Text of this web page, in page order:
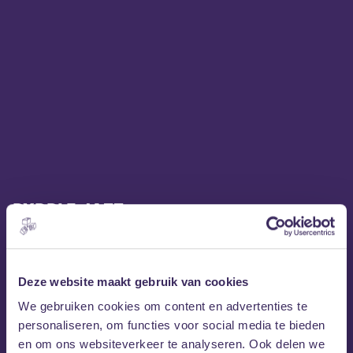
Deze website maakt gebruik van cookies
We gebruiken cookies om content en advertenties te
personaliseren, om functies voor social media te bieden
en om ons websiteverkeer te analyseren. Ook delen we
PXRPLE JAZZ
PXRPLE JAZZ
weet je met haar sound mee te nemen naar
hogere sferen. Van dromerige vibes tot uptempo tracks
multidimensionale sounds zijn een reflectie van haar
kleurrijke persoonlijkheid. De invloeden uit oude soul en
alternatieve R&B in combinatie met donkere beats
resulteren in een eclectisch, verfrissend geluid die je zelden